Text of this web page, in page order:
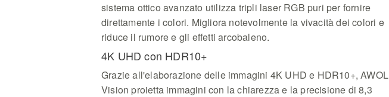
sistema ottico avanzato utilizza tripli laser RGB puri per fornire
direttamente i colori. Migliora notevolmente la vivacità dei colori e
riduce il rumore e gli effetti arcobaleno.
4K UHD con HDR10+
Grazie all'elaborazione delle immagini 4K UHD e HDR10+, AWOL
Vision proietta immagini con la chiarezza e la precisione di 8,3